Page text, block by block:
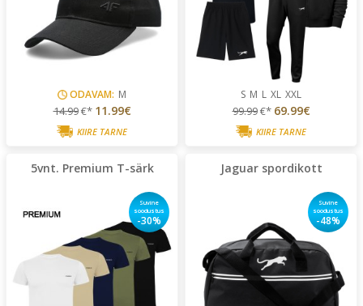
ODAVAM: M
14.99€* 11.99€
KIIRE TARNE
S M L XL XXL
99.99€* 69.99€
KIIRE TARNE
5vnt. Premium T-särk
Suvine
soodustus
-30%
Jaguar spordikott
Suvine
soodustus
-48%